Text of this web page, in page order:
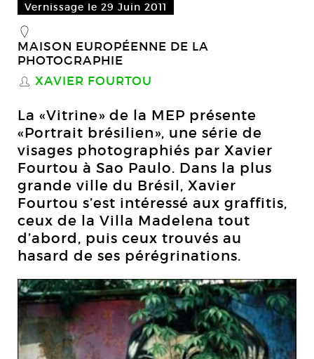
Vernissage le 29 Juin 2011
_
MAISON EUROPÉENNE DE LA
PHOTOGRAPHIE
S XAVIER FOURTOU
La «Vitrine» de la MEP présente
«Portrait brésilien», une série de
visages photographiés par Xavier
Fourtou à Sao Paulo. Dans la plus
grande ville du Brésil, Xavier
Fourtou s’est intéressé aux graffitis,
ceux de la Villa Madelena tout
d’abord, puis ceux trouvés au
hasard de ses pérégrinations.